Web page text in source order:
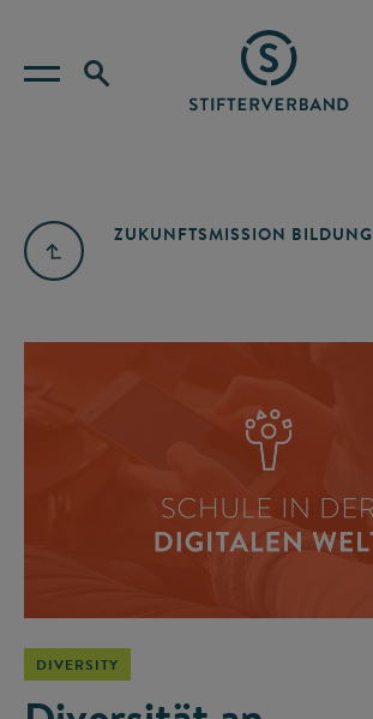
ZUKUNFTSMISSION BILDUNG
DIVERSITY